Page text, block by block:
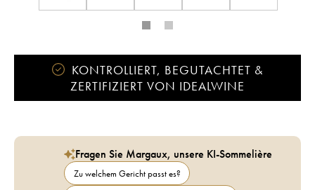
KONTROLLIERT, BEGUTACHTET &
ZERTIFIZIERT VON IDEALWINE
Fragen Sie Margaux, unsere KI-Sommelière
Zu welchem Gericht passt es?